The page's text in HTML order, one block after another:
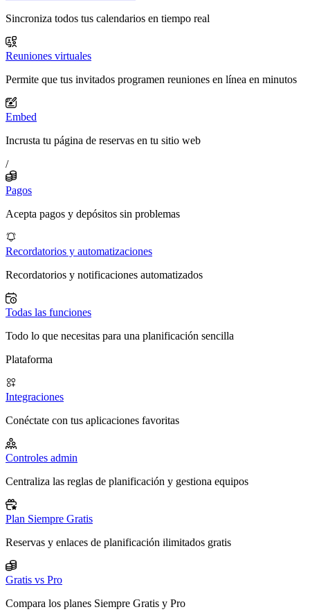
Sincroniza todos tus calendarios en tiempo real
Reuniones virtuales
Permite que tus invitados programen reuniones en línea en minutos
Embed
Incrusta tu página de reservas en tu sitio web
/
Pagos
Acepta pagos y depósitos sin problemas
Recordatorios y automatizaciones
Recordatorios y notificaciones automatizados
Todas las funciones
Todo lo que necesitas para una planificación sencilla
Plataforma
Integraciones
Conéctate con tus aplicaciones favoritas
Controles admin
Centraliza las reglas de planificación y gestiona equipos
Plan Siempre Gratis
Reservas y enlaces de planificación ilimitados gratis
Gratis vs Pro
Compara los planes Siempre Gratis y Pro